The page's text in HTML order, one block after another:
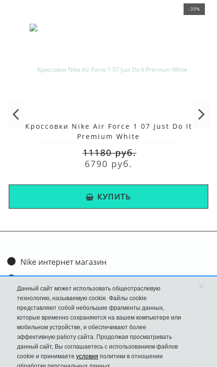
-39%
Кроссовки Nike Air Force 1 07 Just Do It
Premium White
11180 руб.
6790 руб.
КУПИТЬ
Nike интернет магазин
Доставка и оплата
Обмен и возврат
Размеры
FAQ
Новости
Данный сайт может использовать общеотраслевую
технологию, называемую cookie. Файлы cookie
представляют собой небольшие фрагменты данных,
которые временно сохраняются на вашем компьютере или
мобильном устройстве, и обеспечивают более
эффективную работу сайта. Продолжая просматривать
данный сайт, Вы соглашаетесь с использованием файлов
cookie и принимаете условия политики в отношении
×